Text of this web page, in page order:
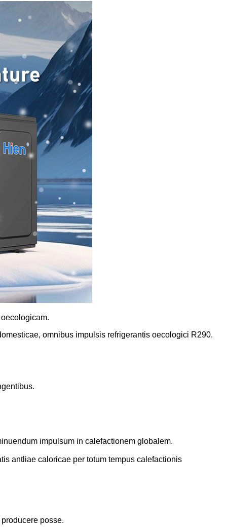
omnibus impulsis refrigerantis oecologici R290.
impulsum in calefactionem globalem.
antliae caloricae per totum tempus calefactionis
posse.